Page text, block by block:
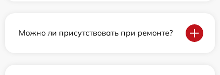
Можно ли присутствовать при ремонте?